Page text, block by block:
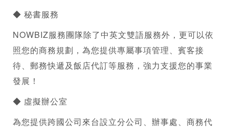
◆ 秘書服務
NOWBIZ服務團隊除了中英文雙語服務外，更可以依
照您的商務規劃，為您提供專屬事項管理、賓客接
待、郵務快遞及飯店代訂等服務，強力支援您的事業
發展！
◆ 虛擬辦公室
為您提供跨國公司來台設立分公司、辦事處、商務代